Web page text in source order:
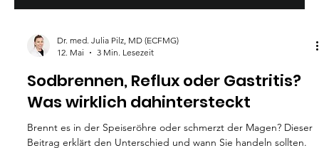
Dr. med. Julia Pilz, MD (ECFMG)
12. Mai
3 Min. Lesezeit
Sodbrennen, Reflux oder Gastritis?
Was wirklich dahintersteckt